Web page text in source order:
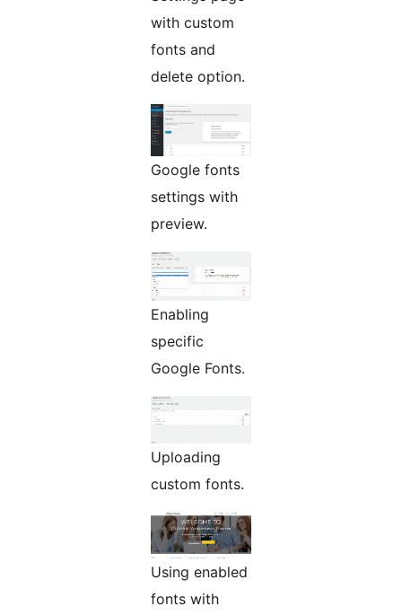
with custom
fonts and
delete option.
Google fonts
settings with
preview.
Enabling
specific
Google Fonts.
Uploading
custom fonts.
Using enabled
fonts with